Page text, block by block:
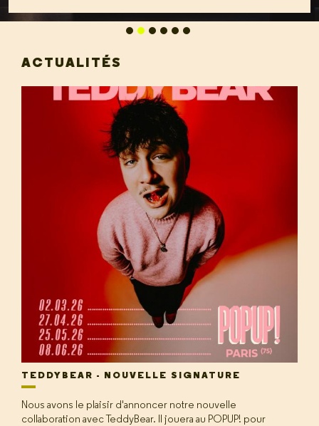
ACTUALITÉS
TEDDYBEAR - NOUVELLE SIGNATURE
Nous avons le plaisir d'annoncer notre nouvelle
collaboration avec TeddyBear. Il jouera au POPUP! pour